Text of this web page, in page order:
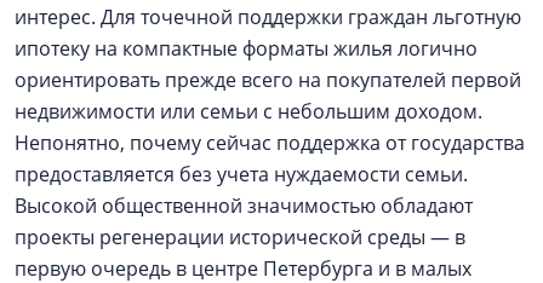
интерес. Для точечной поддержки граждан льготную
ипотеку на компактные форматы жилья логично
ориентировать прежде всего на покупателей первой
недвижимости или семьи с небольшим доходом.
Непонятно, почему сейчас поддержка от государства
предоставляется без учета нуждаемости семьи.
Высокой общественной значимостью обладают
проекты регенерации исторической среды — в
первую очередь в центре Петербурга и в малых